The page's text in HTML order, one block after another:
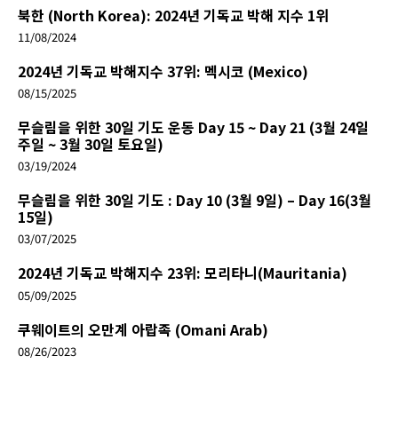
북한 (North Korea): 2024년 기독교 박해 지수 1위
11/08/2024
2024년 기독교 박해지수 37위: 멕시코 (Mexico)
08/15/2025
무슬림을 위한 30일 기도 운동 Day 15 ~ Day 21 (3월 24일
주일 ~ 3월 30일 토요일)
03/19/2024
무슬림을 위한 30일 기도 : Day 10 (3월 9일) – Day 16(3월
15일)
03/07/2025
2024년 기독교 박해지수 23위: 모리타니(Mauritania)
05/09/2025
쿠웨이트의 오만계 아랍족 (Omani Arab)
08/26/2023